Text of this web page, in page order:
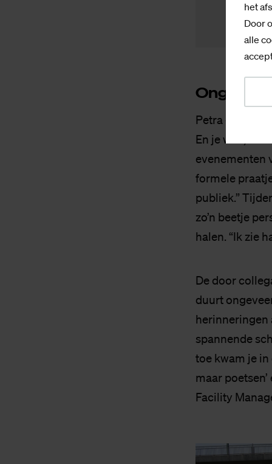
het
Door
alle
Petra ging
En je wist, als
evenementen
formele
publiek.”
zo’n beetje
halen. “Ik zie
De door
duurt
herinneringen
spannende
toe kwam je in
maar
Facility